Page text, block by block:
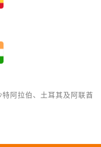
阿拉伯、土耳其及阿联酋